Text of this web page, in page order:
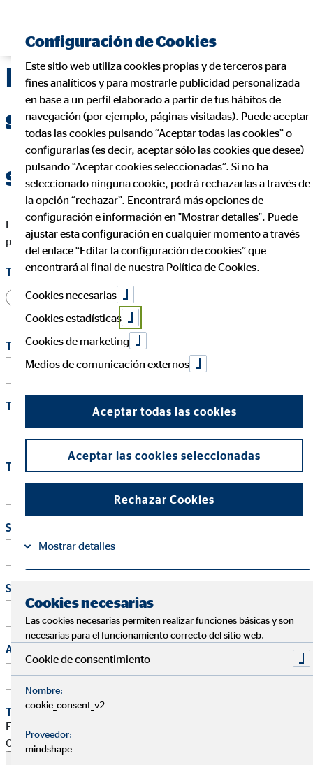
Formulario de
solicitud interno
Solicitar ahora
Los campos marcados con * deben ser rellenados para que
podamos procesar tu solicitud.
Título
Don Doña
Tu nombre*
Tu apellido
Tu email
Su posible fecha de incorporación
Sus salario deseado (en euros por año)
Aplicar a
Tu Curriculum Vitae
Formatos permitidos: PDF, Word, ZIP, OpenOffice,
OpenDocument, JPG, PNG, BMP | Máximo 20 MB
Configuración de Cookies
Este sitio web utiliza cookies propias y de terceros para
fines analíticos y para mostrarle publicidad personalizada
en base a un perfil elaborado a partir de tus hábitos de
navegación (por ejemplo, páginas visitadas). Puede aceptar
todas las cookies pulsando “Aceptar todas las cookies” o
configurarlas (es decir, aceptar sólo las cookies que desee)
pulsando “Aceptar cookies seleccionadas”. Si no ha
seleccionado ninguna cookie, podrá rechazarlas a través de
la opción “rechazar”. Encontrará más opciones de
configuración e información en "Mostrar detalles". Puede
ajustar esta configuración en cualquier momento a través
del enlace “Editar la configuración de cookies” que
encontrará al final de nuestra Política de Cookies.
Cookies necesarias
Cookies estadísticas
Cookies de marketing
Medios de comunicación externos
Aceptar todas las cookies
Aceptar las cookies seleccionadas
Rechazar Cookies
Mostrar detalles
Cookies necesarias
Las cookies necesarias permiten realizar funciones básicas y son
necesarias para el funcionamiento correcto del sitio web.
Cookie de consentimiento
Nombre:
cookie_consent_v2
Proveedor:
mindshape